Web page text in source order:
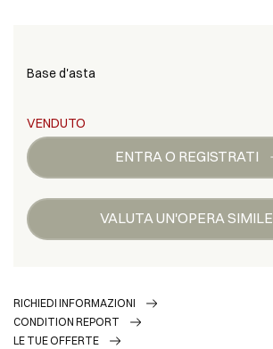
Base d'asta
VENDUTO
ENTRA O REGISTRATI
VALUTA UN'OPERA SIMILE
RICHIEDI INFORMAZIONI
CONDITION REPORT
LE TUE OFFERTE